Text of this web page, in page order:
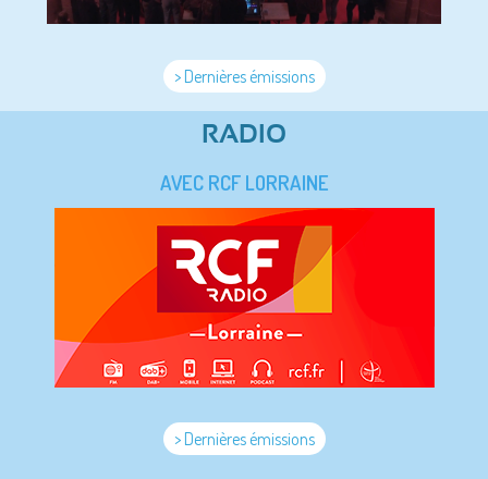
> Dernières émissions
RADIO
AVEC RCF LORRAINE
> Dernières émissions